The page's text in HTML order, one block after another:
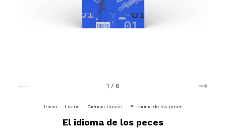
1 / 6
Inicio Libros Ciencia ficción El idioma de los peces
El idioma de los peces